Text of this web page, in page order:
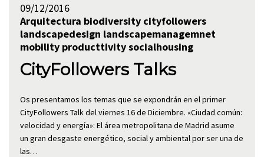
09/12/2016
Arquitectura biodiversity cityfollowers
landscapedesign landscapemanagemnet
mobility producttivitysocialhousing
CityFollowers Talks
Os presentamos los temas que se expondrán en el primer
CityFollowers Talk del viernes 16 de Diciembre. «Ciudad común:
velocidad y energía»: El área metropolitana de Madrid asume
un gran desgaste energético, social y ambiental por ser una de
las…